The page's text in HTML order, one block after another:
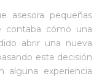
asesora pequeñas
contaba cómo una
abrir una nueva
esta decisión
experiencia